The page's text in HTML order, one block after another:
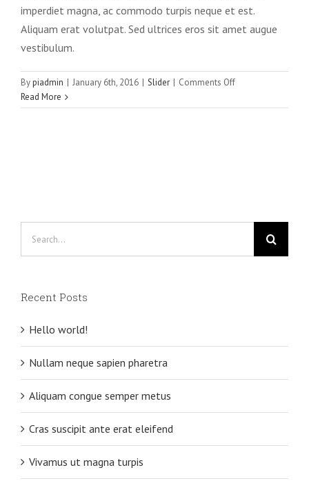
imperdiet magna, ac commodo turpis neque et est.
Aliquam erat volutpat. Sed ultrices eros sit amet augue
vestibulum.
Bypiadmin | January 6th, 2016 | Slider | Comments Offon
aliquet
Read More
Recent Posts
Hello world!
Nullam neque sapien pharetra
Aliquam congue semper metus
Cras suscipit ante erat eleifend
Vivamus ut magna turpis